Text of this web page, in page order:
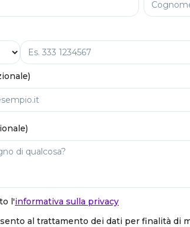
l'informativa sulla privacy
al trattamento dei dati per finalità di